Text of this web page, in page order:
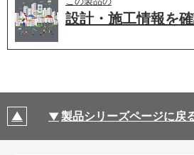
設計・施工情報を
製品シリーズページに戻